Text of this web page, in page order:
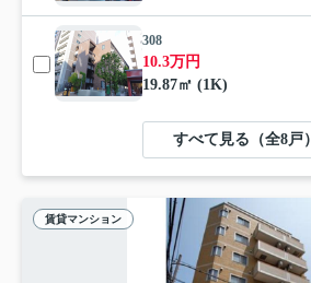
308
10.3万円
19.87㎡ (1K)
すべて見る（全8戸）
賃貸マンション